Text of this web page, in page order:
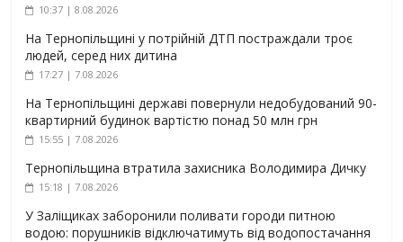
10:37 | 8.08.2026
На Тернопільщині у потрійній ДТП постраждали троє
людей, серед них дитина
17:27 | 7.08.2026
На Тернопільщині державі повернули недобудований 90-
квартирний будинок вартістю понад 50 млн грн
15:55 | 7.08.2026
Тернопільщина втратила захисника Володимира Дичку
15:18 | 7.08.2026
У Заліщиках заборонили поливати городи питною
водою: порушників відключатимуть від водопостачання